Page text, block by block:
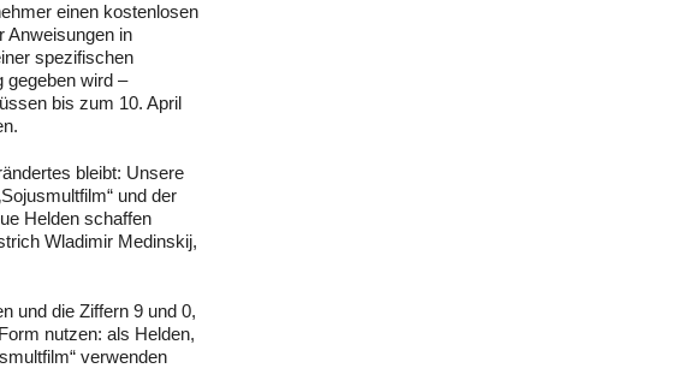
einen kostenlosen
Anweisungen in
spezifischen
gegeben wird –
bis zum 10. April
bleibt: Unsere
und der
Helden schaffen
Wladimir Medinskij,
und die Ziffern 9 und 0,
nutzen: als Helden,
verwenden